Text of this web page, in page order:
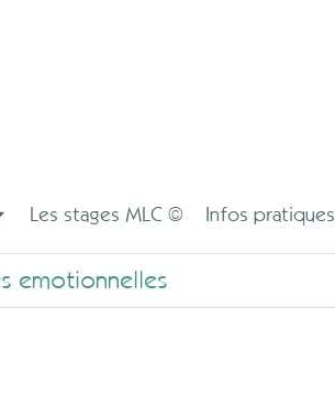
Les stages MLC © Infos pratiques
emotionnelles